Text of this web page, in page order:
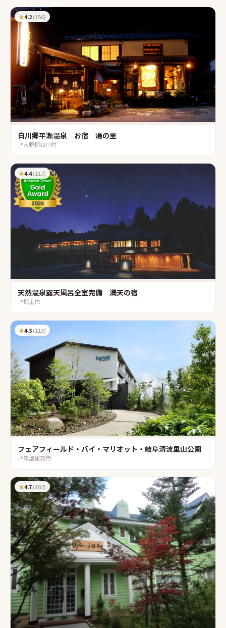
★4.2(156)
白川郷平瀬温泉 お宿 湯の里
📍大野郡白川村
★4.4(117)
天然温泉露天風呂全室完備 満天の宿
📍郡上市
★4.3(113)
フェアフィールド・バイ・マリオット・岐阜清流里山公園
📍美濃加茂市
★4.7(102)